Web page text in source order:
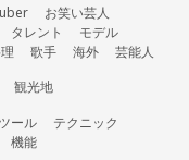
お笑い芸人
タレント
モデル
歌手 海外
芸能人
観光地
ツール
テクニック
機能